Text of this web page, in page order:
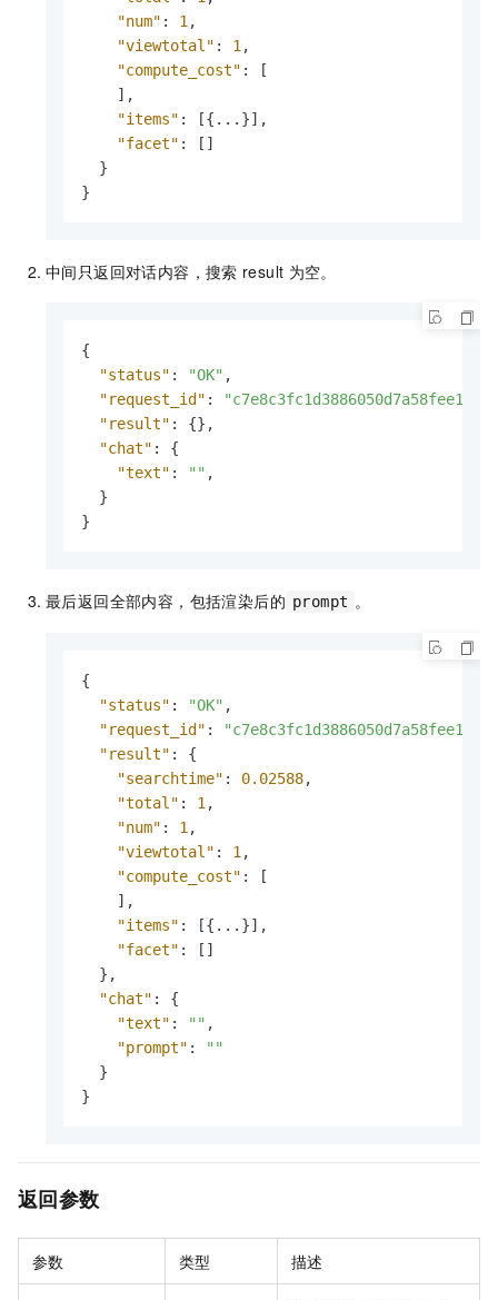
"num" : 1,
"viewtotal" : 1,
"compute_cost" :
[
] ,
"items" : [{ ... }] ,
"facet" : [ ]
}
}
中间只返回对话内容，搜索 result 为空。
{
"status" : "OK" ,
"request_id" :
"result" : {} ,
"chat" :
{
"text" : "" ,
}
}
最后返回全部内容，包括渲染后的 prompt 。
{
"status" : "OK" ,
"request_id" :
"result" :
{
"searchtime" : 0.02588,
"total" : 1,
"num" : 1,
"viewtotal" : 1,
"compute_cost" :
[
] ,
"items" : [{ ... }] ,
"facet" : [ ]
} ,
"chat" :
{
"text" : "" ,
"prompt" :
""
}
}
返回参数
参数 类型 描述